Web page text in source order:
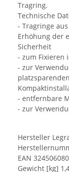
Tragring.
Technische
- Tragringe
Erhöhung der
Sicherheit
- zum Fixieren
- zur
platzsparenden
- entfernbare
- zur
Hersteller
EAN
Gewicht [kg]